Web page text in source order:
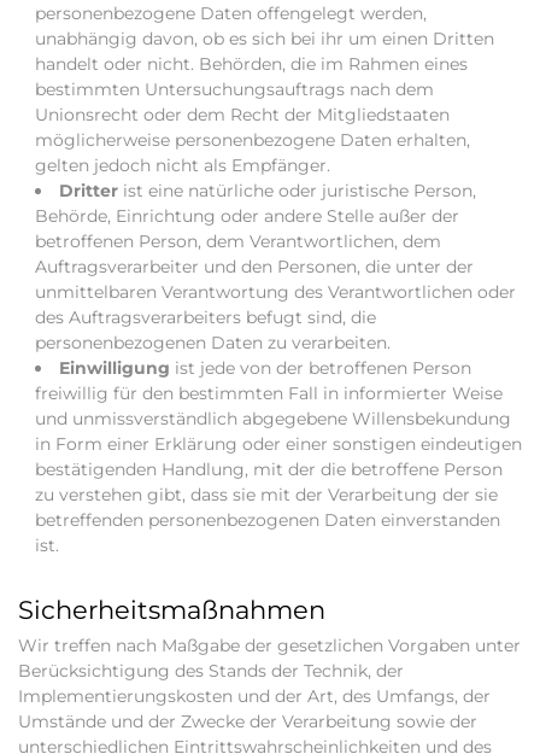
personenbezogene Daten offengelegt werden,
unabhängig davon, ob es sich bei ihr um einen Dritten
handelt oder nicht. Behörden, die im Rahmen eines
bestimmten Untersuchungsauftrags nach dem
Unionsrecht oder dem Recht der Mitgliedstaaten
möglicherweise personenbezogene Daten erhalten,
gelten jedoch nicht als Empfänger.
Dritter ist eine natürliche oder juristische Person,
Behörde, Einrichtung oder andere Stelle außer der
betroffenen Person, dem Verantwortlichen, dem
Auftragsverarbeiter und den Personen, die unter der
unmittelbaren Verantwortung des Verantwortlichen oder
des Auftragsverarbeiters befugt sind, die
personenbezogenen Daten zu verarbeiten.
Einwilligung ist jede von der betroffenen Person
freiwillig für den bestimmten Fall in informierter Weise
und unmissverständlich abgegebene Willensbekundung
in Form einer Erklärung oder einer sonstigen eindeutigen
bestätigenden Handlung, mit der die betroffene Person
zu verstehen gibt, dass sie mit der Verarbeitung der sie
betreffenden personenbezogenen Daten einverstanden
ist.
Sicherheitsmaßnahmen
Wir treffen nach Maßgabe der gesetzlichen Vorgaben unter
Berücksichtigung des Stands der Technik, der
Implementierungskosten und der Art, des Umfangs, der
Umstände und der Zwecke der Verarbeitung sowie der
unterschiedlichen Eintrittswahrscheinlichkeiten und des